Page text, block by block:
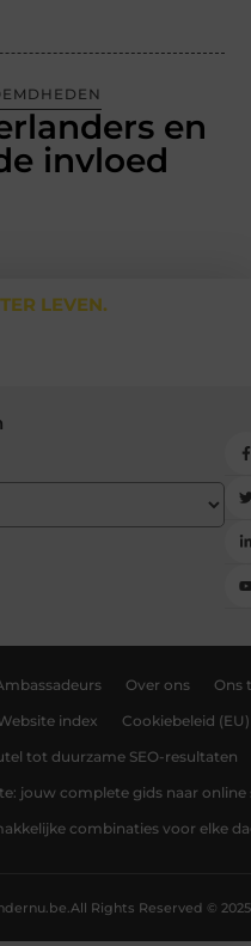
en
invloed
LEVEN.
Over ons Ons
index Cookiebeleid (EU)
tot duurzame SEO-resultaten
jouw complete gids naar online
combinaties voor elke
All Rights Reserved © 2025